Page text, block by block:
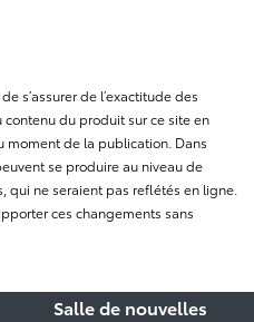
s’assurer de l’exactitude des
du produit sur ce site en
moment de la publication. Dans
se produire au niveau de
qui ne seraient pas reflétés en ligne.
ces changements sans
Salle de nouvelles